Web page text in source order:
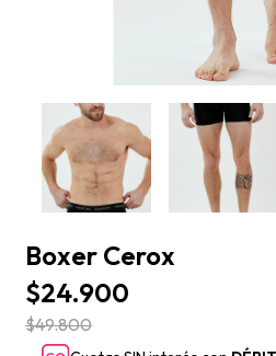
Boxer Cerox
$24.900
$49.800